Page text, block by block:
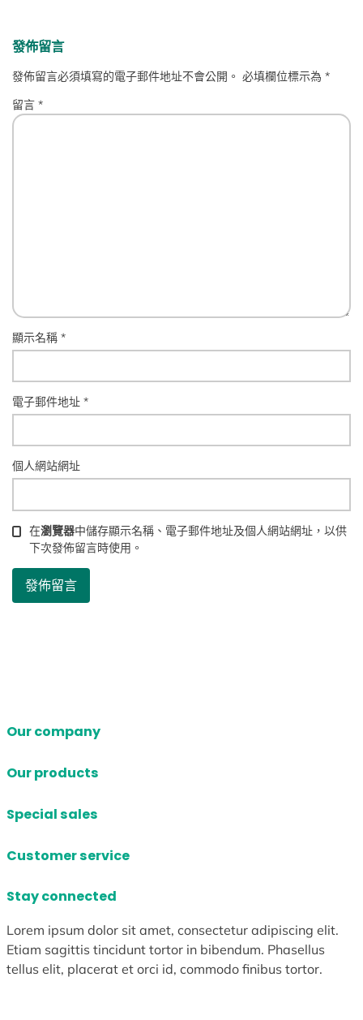
發佈留言
發佈留言必須填寫的電子郵件地址不會公開。 必填欄位標示為*
留言*
顯示名稱*
電子郵件地址*
個人網站網址
在瀏覽器中儲存顯示名稱、電子郵件地址及個人網站網址，以供
下次發佈留言時使用。
Our company
Our products
Special sales
Customer service
Stay connected
Lorem ipsum dolor sit amet, consectetur adipiscing elit.
Etiam sagittis tincidunt tortor in bibendum. Phasellus
tellus elit, placerat et orci id, commodo finibus tortor.